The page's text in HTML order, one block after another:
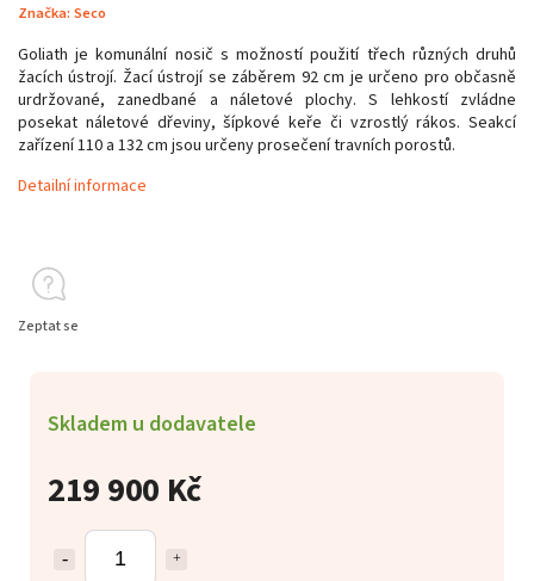
Značka: Seco
219 900 Kč
Skladem u dodavatele
Goliath je komunální nosič s možností použití třech různých druhů
žacích ústrojí. Žací ústrojí se záběrem 92 cm je určeno pro občasně
urdržované, zanedbané a náletové plochy. S lehkostí zvládne
posekat náletové dřeviny, šípkové keře či vzrostlý rákos. Seakcí
zařízení 110 a 132 cm jsou určeny prosečení travních porostů.
Detailní informace
Zeptat se